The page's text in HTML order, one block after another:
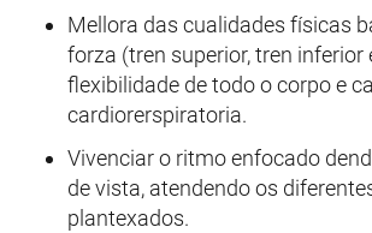
Mellora das cualidades físicas
forza (tren superior, tren inferior
flexibilidade de todo o corpo e
cardiorerspiratoria.
Vivenciar o ritmo enfocado
de vista, atendendo os
plantexados.